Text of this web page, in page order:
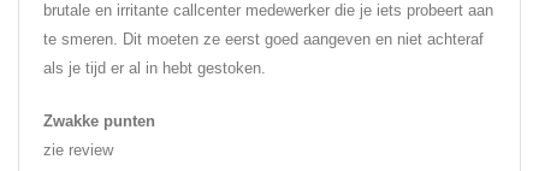
brutale en irritante callcenter medewerker die je iets probeert aan
te smeren. Dit moeten ze eerst goed aangeven en niet achteraf
als je tijd er al in hebt gestoken.
Zwakke punten
zie review